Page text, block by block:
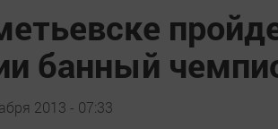
банный
2013 - 07:33